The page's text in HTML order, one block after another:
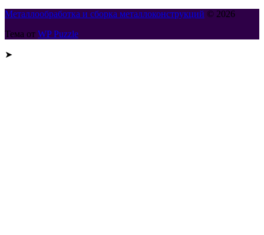
Металлообработка и сборка металлоконструкций © 2026
Тема от WP Puzzle
➤